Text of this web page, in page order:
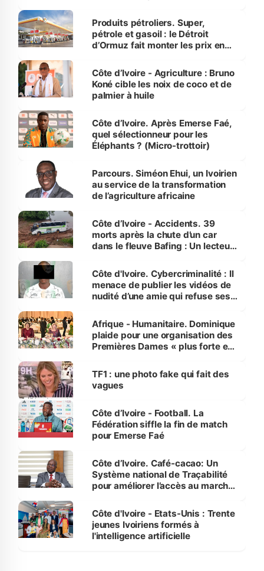
menacées
Produits pétroliers. Super,
pétrole et gasoil : le Détroit
d’Ormuz fait monter les prix en
Côte d’Ivoire - Agriculture : Bruno
Koné cible les noix de coco et de
palmier à huile
Côte d’Ivoire. Après Emerse Faé,
quel sélectionneur pour les
Éléphants ? (Micro-trottoir)
Parcours. Siméon Ehui, un Ivoirien
au service de la transformation
de l’agriculture africaine
Côte d’Ivoire - Accidents. 39
morts après la chute d’un car
dans le fleuve Bafing : Un lecteur
des Transports
Côte d'Ivoire. Cybercriminalité : Il
menace de publier les vidéos de
nudité d’une amie qui refuse ses
Afrique - Humanitaire. Dominique
plaide pour une organisation des
Premières Dames « plus forte et
sur la scène internationale »
TF1 : une photo fake qui fait des
vagues
Côte d’Ivoire - Football. La
Fédération siffle la fin de match
pour Emerse Faé
Côte d’Ivoire. Café-cacao: Un
Système national de Traçabilité
pour améliorer l’accès au marché
Côte d'Ivoire - Etats-Unis : Trente
jeunes Ivoiriens formés à
l'intelligence artificielle